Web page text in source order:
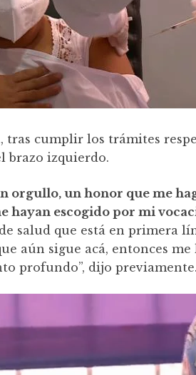
tras cumplir los trámites
brazo izquierdo.
orgullo, un honor que me
hayan escogido por mi
salud que está en primera
aún sigue acá, entonces
profundo”, dijo previamente.